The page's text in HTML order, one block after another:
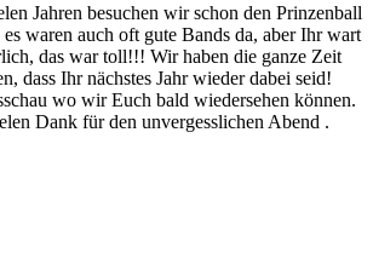
Jahren besuchen wir schon den Prinzenball
waren auch oft gute Bands da, aber Ihr wart
das war toll!!! Wir haben die ganze Zeit
dass Ihr nächstes Jahr wieder dabei seid!
wo wir Euch bald wiedersehen können.
Dank für den unvergesslichen Abend .